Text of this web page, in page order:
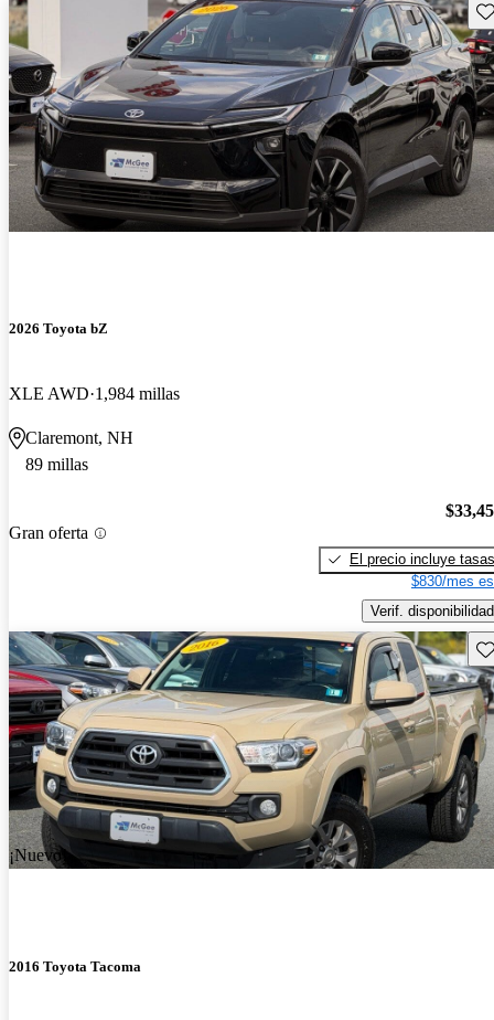
2026 Toyota bZ
XLE AWD 1,984 millas
Claremont, NH
89 millas
Gran oferta
El precio incluye tasas
$830/mes
Verif. disponibilidad
¡Nuevo!
2016 Toyota Tacoma